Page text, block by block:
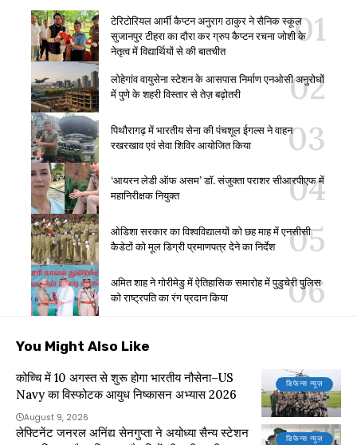
टेरिटोरियल आर्मी कैप्टन अनुराग ठाकुर ने सैनिक स्कूल
सुजानपुर टीहरा का दौरा कर ग्रुप कैप्टन रचना जोशी के
नेतृत्व में विद्यार्थियों से की बातचीत
लोहेगांव वायुसेना स्टेशन के आसपास निर्माण एनओसी अनुरोधों
में पुणे के शहरी विस्तार से तेज़ बढ़ोतरी
पिथौरागढ़ में भारतीय सेना की पंचशूल ईगल्स ने वाहन
रखरखाव एवं सेवा शिविर आयोजित किया
‘आयरन लेडी ऑफ असम’ डॉ. संजुक्ता पराशर सीआरपीएफ में
महानिरीक्षक नियुक्त
ओडिशा सरकार का विश्वविद्यालयों को छह माह में एनसीसी
कैडेटों को मूल डिग्री प्रमाणपत्र देने का निर्देश
अमित शाह ने गोरीमेडु में ऐतिहासिक समारोह में पुडुचेरी पुलिस
को राष्ट्रपति का रंग प्रदान किया
You Might Also Like
डिफेन्स न्यूज़
कोच्चि में 10 अगस्त से शुरू होगा भारतीय नौसेना–US
Navy का विस्फोटक आयुध निष्कासन अभ्यास 2026
August 9, 2026
डिफेन्स न्यूज़
लेफ्टिनेंट जनरल अनिंद्य सेनगुप्ता ने अयोध्या सैन्य स्टेशन